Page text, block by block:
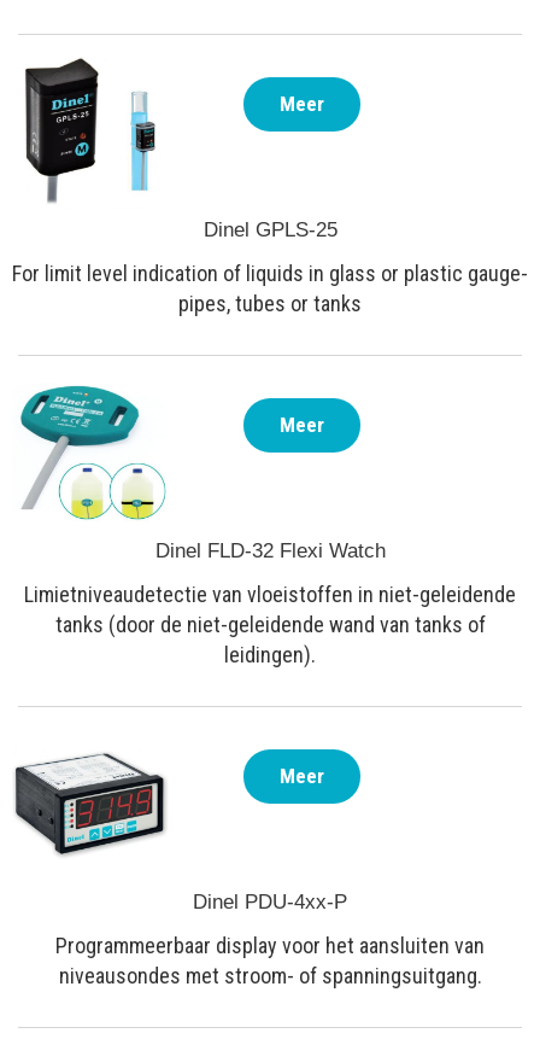
Dinel GPLS-25
For limit level indication of liquids in glass or plastic gauge-
pipes, tubes or tanks
Meer
Dinel FLD-32 Flexi Watch
Limietniveaudetectie van vloeistoffen in niet-geleidende
tanks (door de niet-geleidende wand van tanks of
leidingen).
Meer
Dinel PDU-4xx-P
Programmeerbaar display voor het aansluiten van
niveausondes met stroom- of spanningsuitgang.
Meer